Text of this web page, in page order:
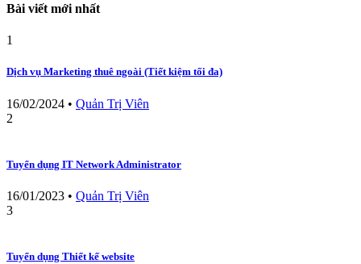
Bài viết mới nhất
1
Dịch vụ Marketing thuê ngoài (Tiết kiệm tối đa)
16/02/2024 • Quản Trị Viên
2
Tuyển dụng IT Network Administrator
16/01/2023 • Quản Trị Viên
3
Tuyển dụng Thiết kế website